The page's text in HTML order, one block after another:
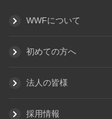
WWFについて
初めての方へ
法人の皆様
採用情報